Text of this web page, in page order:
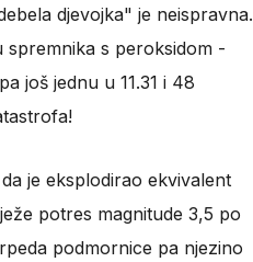
djevojka" je neispravna.
s peroksidom -
još jednu u 11.31 i 48
je eksplodirao ekvivalent
potres magnitude 3,5 po
podmornice pa njezino